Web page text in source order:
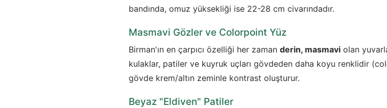
bandında, omuz yüksekliği ise 22-28 cm civarındadır.
Masmavi Gözler ve Colorpoint Yüz
Birman'ın en çarpıcı özelliği her zaman derin, masmavi olan
kulaklar, patiler ve kuyruk uçları gövdeden daha koyu renklidir
gövde krem/altın zeminle kontrast oluşturur.
Beyaz "Eldiven" Patiler